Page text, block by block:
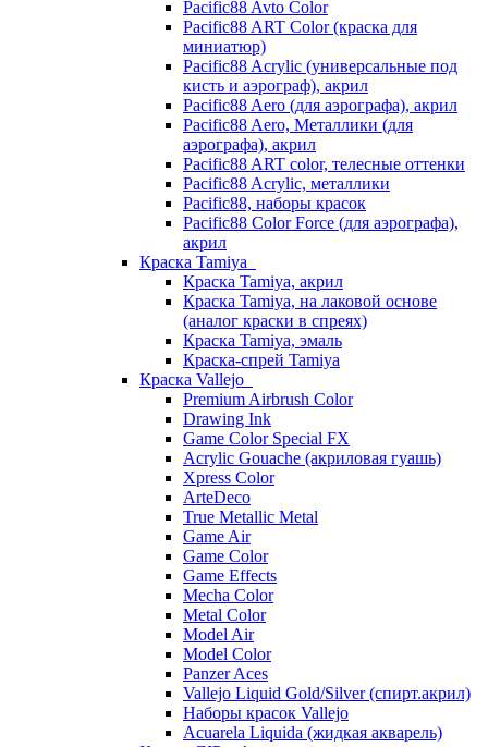
Pacific88 Avto Color
Pacific88 ART Color (краска для
миниатюр)
Pacific88 Acrylic (универсальные под
кисть и аэрограф), акрил
Pacific88 Aero (для аэрографа), акрил
Pacific88 Aero, Металлики (для
аэрографа), акрил
Pacific88 ART color, телесные оттенки
Pacific88 Acrylic, металлики
Pacific88, наборы красок
Pacific88 Color Force (для аэрографа),
акрил
Краска Tamiya
Краска Tamiya, акрил
Краска Tamiya, на лаковой основе
(аналог краски в спреях)
Краска Tamiya, эмаль
Краска-спрей Tamiya
Краска Vallejo
Premium Airbrush Color
Drawing Ink
Game Color Special FX
Acrylic Gouache (акриловая гуашь)
Xpress Color
ArteDeco
True Metallic Metal
Game Air
Game Color
Game Effects
Mecha Color
Metal Color
Model Air
Model Color
Panzer Aces
Vallejo Liquid Gold/Silver (спирт.акрил)
Наборы красок Vallejo
Acuarela Liquida (жидкая акварель)